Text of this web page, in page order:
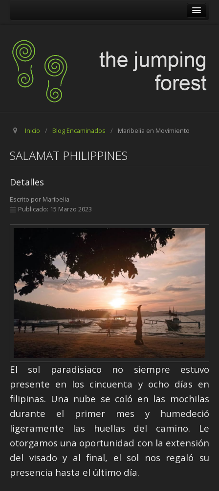
The Pilgrim Stone
Blog Encaminados
Carles
Maribelia en Movimiento
Inicio / Blog Encaminados / Maribelia en Movimiento
SALAMAT PHILIPPINES
Detalles
Escrito por Maribelia
Publicado: 15 Marzo 2023
El sol paradisiaco no siempre estuvo
presente en los cincuenta y ocho días en
filipinas. Una nube se coló en las mochilas
durante el primer mes y humedeció
ligeramente las huellas del camino. Le
otorgamos una oportunidad con la extensión
del visado y al final, el sol nos regaló su
presencia hasta el último día.